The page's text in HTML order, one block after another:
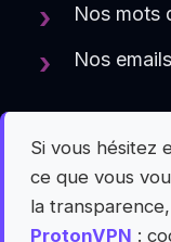
Nos mots
Nos
Si vous hésitez
ce que vous
la
ProtonVPN :